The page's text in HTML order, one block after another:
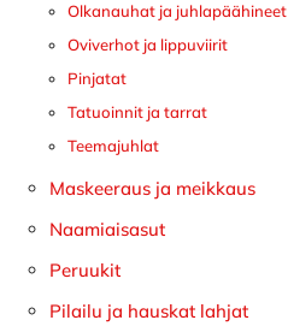
Olkanauhat ja juhlapäähineet
Oviverhot ja lippuviirit
Pinjatat
Tatuoinnit ja tarrat
Teemajuhlat
Maskeeraus ja meikkaus
Naamiaisasut
Peruukit
Pilailu ja hauskat lahjat